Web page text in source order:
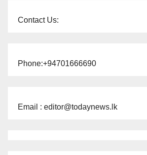
Contact Us:
Phone:+94701666690
Email : editor@todaynews.lk